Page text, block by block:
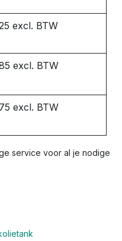
excl. BTW
excl. BTW
excl. BTW
service voor al je nodige